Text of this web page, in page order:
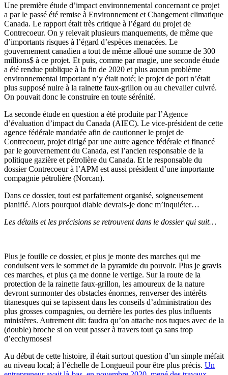
Une première étude d’impact environnemental concernant ce projet
a par le passé été remise à Environnement et Changement climatique
Canada. Le rapport était très critique à l’égard du projet de
Contrecoeur. On y relevait plusieurs manquements, de même que
d’importants risques à l’égard d’espèces menacées. Le
gouvernement canadien a tout de même alloué une somme de 300
millions$ à ce projet. Et puis, comme par magie, une seconde étude
a été rendue publique à la fin de 2020 et plus aucun problème
environnemental important n’y était noté; le projet de port n’était
plus supposé nuire à la rainette faux-grillon ou au chevalier cuivré.
On pouvait donc le construire en toute sérénité.
La seconde étude en question a été produite par l’Agence
d’évaluation d’impact du Canada (AIEC). Le vice-président de cette
agence fédérale mandatée afin de cautionner le projet de
Contrecoeur, projet dirigé par une autre agence fédérale et financé
par le gouvernement du Canada, est l’ancien responsable de la
politique gazière et pétrolière du Canada. Et le responsable du
dossier Contrecoeur à l’APM est aussi président d’une importante
compagnie pétrolière (Norcan).
Dans ce dossier, tout est parfaitement organisé, soigneusement
planifié. Alors pourquoi diable devrais-je donc m’inquiéter…
Les détails et les précisions se retrouvent dans le dossier qui suit…
Plus je fouille ce dossier, et plus je monte des marches qui me
conduisent vers le sommet de la pyramide du pouvoir. Plus je gravis
ces marches, et plus ça me donne le vertige. Sur la route de la
protection de la rainette faux-grillon, les amoureux de la nature
devront surmonter des obstacles énormes, renverser des intérêts
titanesques qui se tapissent dans les conseils d’administration des
plus grosses compagnies, ou derrière les portes des plus influents
ministères. Autrement dit: faudra qu’on attache nos tuques avec de la
(double) broche si on veut passer à travers tout ça sans trop
d’ecchymoses!
Au début de cette histoire, il était surtout question d’un simple méfait
au niveau local; à l’échelle de Longueuil pour être plus précis. Un